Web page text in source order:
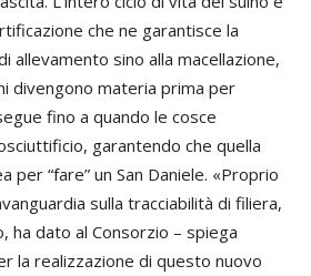
che ne garantisce la
allevamento sino alla macellazione,
divengono materia prima per
fino a quando le cosce
garantendo che quella
per “fare” un San Daniele. «Proprio
sulla tracciabilità di filiera,
ha dato al Consorzio – spiega
la realizzazione di questo nuovo